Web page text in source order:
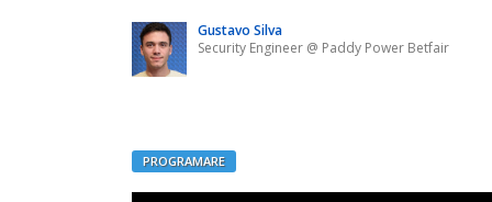
Gustavo Silva
Security Engineer @ Paddy Power Betfair
PROGRAMARE